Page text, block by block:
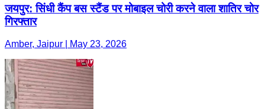
जयपुर: सिंधी कैंप बस स्टैंड पर मोबाइल चोरी करने वाला शातिर चोर
गिरफ्तार
Amber, Jaipur | May 23, 2026